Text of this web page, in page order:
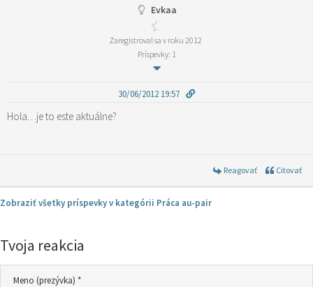
Evkaa
Zaregistroval sa v roku 2012
Príspevky: 1
30/06/2012 19:57
Hola…je to este aktuálne?
Reagovať Citovať
Zobraziť všetky príspevky v kategórii Práca au-pair
Tvoja reakcia
Meno (prezývka) *